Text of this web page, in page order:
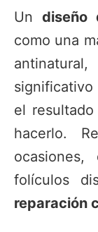
Un diseño
como una
significativo
el
hacerlo.
folículos
reparación